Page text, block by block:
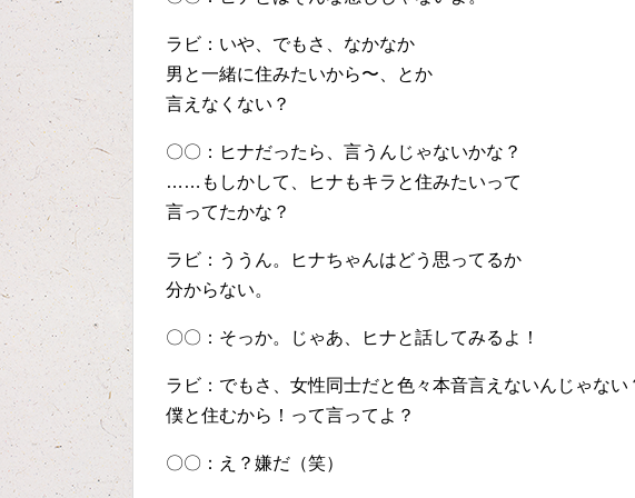
ラビ：いや、でもさ、なかなか
男と一緒に住みたいから〜、とか
言えなくない？
〇〇：ヒナだったら、言うんじゃないかな？
……もしかして、ヒナもキラと住みたいって
言ってたかな？
ラビ：ううん。ヒナちゃんはどう思ってるか
分からない。
〇〇：そっか。じゃあ、ヒナと話してみるよ！
ラビ：でもさ、女性同士だと色々本音言えないんじゃない
僕と住むから！って言ってよ？
〇〇：え？嫌だ（笑）